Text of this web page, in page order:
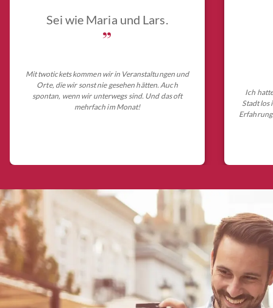
Sei wie Maria und Lars.
„
Mit twotickets kommen wir in Veranstaltungen und
Orte, die wir sonst nie gesehen hätten. Auch
spontan, wenn wir unterwegs sind. Und das oft
mehrfach im Monat!
Ich
Stadt los